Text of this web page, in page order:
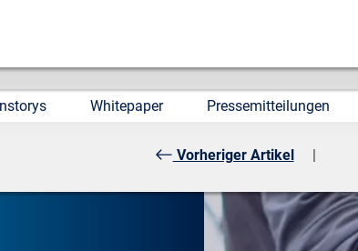
Whitepaper Pressemitteilungen
Vorheriger Artikel |